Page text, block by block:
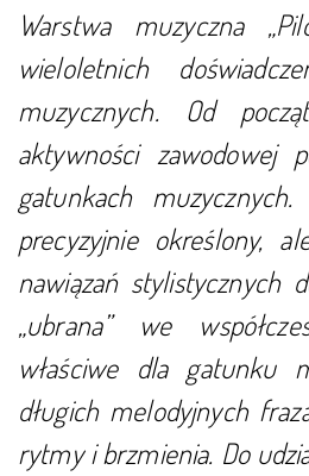
Warstwa muzyczna
wieloletnich
muzycznych. Od
aktywności zawodowej
gatunkach
precyzyjnie określony,
nawiązań stylistycznych
„ubrana” we
właściwe dla gatunku
długich melodyjnych
rytmy i brzmienia. Do